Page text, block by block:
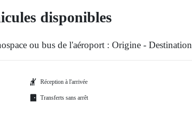
disponibles
ou bus de l'aéroport : Origine - Destination
Réception à l'arrivée
Transferts sans arrêt